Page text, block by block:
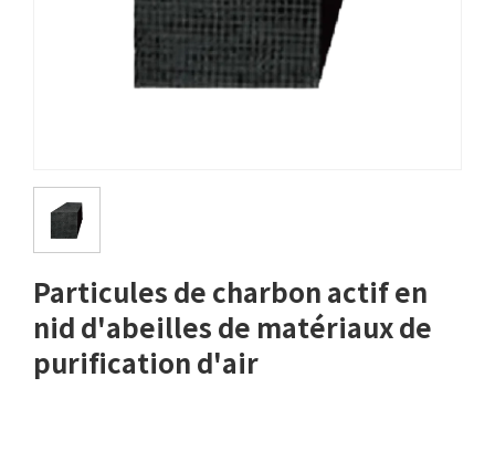
Particules de charbon actif en
nid d'abeilles de matériaux de
purification d'air